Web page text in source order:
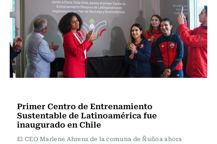
Primer Centro de Entrenamiento
Sustentable de Latinoamérica fue
inaugurado en Chile
El CEO Marlene Ahrens de la comuna de Ñuñoa ahora